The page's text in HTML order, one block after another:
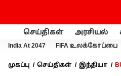
செய்திகள் அரசியல்
India At 2047 FIFA உலக்கோப்பை
முகப்பு செய்திகள் இந்தியா